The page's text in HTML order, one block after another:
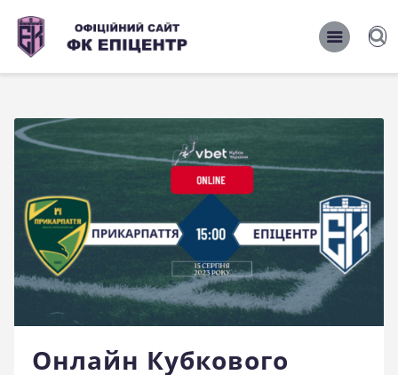
ОФІЦІЙНИЙ САЙТ ФК ЕПІЦЕНТР
ОФІЦІЙНИЙ САЙТ ФК ЕПІЦЕНТР
Головна
Новини
Команда
Матчі 2026/2027
Фото
Історія
Клуб
Фан-шоп
Онлайн Кубкового